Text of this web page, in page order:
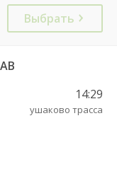
Выбрать
14:29
ушаково трасса